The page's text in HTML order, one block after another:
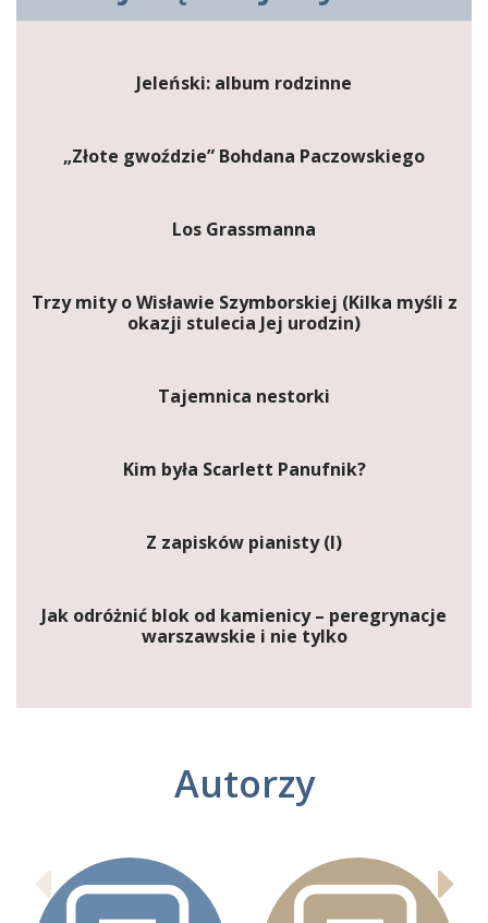
Jeleński: album rodzinne
„Złote gwoździe” Bohdana Paczowskiego
Los Grassmanna
Trzy mity o Wisławie Szymborskiej (Kilka myśli z
okazji stulecia Jej urodzin)
Tajemnica nestorki
Kim była Scarlett Panufnik?
Z zapisków pianisty (I)
Jak odróżnić blok od kamienicy – peregrynacje
warszawskie i nie tylko
Autorzy